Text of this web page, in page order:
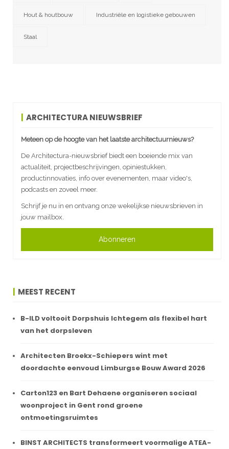
Hout & houtbouw Industriële en logistieke gebouwen
Staal
ARCHITECTURA NIEUWSBRIEF
Meteen op de hoogte van het laatste architectuurnieuws?
De Architectura-nieuwsbrief biedt een boeiende mix van
actualiteit, projectbeschrijvingen, opiniestukken,
productinnovaties, info over evenementen, maar video's,
podcasts en zoveel meer.
Schrijf je nu in en ontvang onze wekelijkse nieuwsbrieven in
jouw mailbox.
Abonneren
MEEST RECENT
B-ILD voltooit Dorpshuis Ichtegem als flexibel hart
van het dorpsleven
Architecten Broekx-Schiepers wint met
doordachte eenvoud Limburgse Bouw Award 2026
Carton123 en Bart Dehaene organiseren sociaal
woonproject in Gent rond groene
ontmoetingsruimtes
BINST ARCHITECTS transformeert voormalige ATEA-